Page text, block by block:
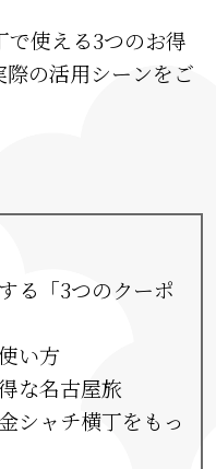
で使える3つのお得
の活用シーンをご
る「3つのクーポ
い方
な名古屋旅
シャチ横丁をもっ